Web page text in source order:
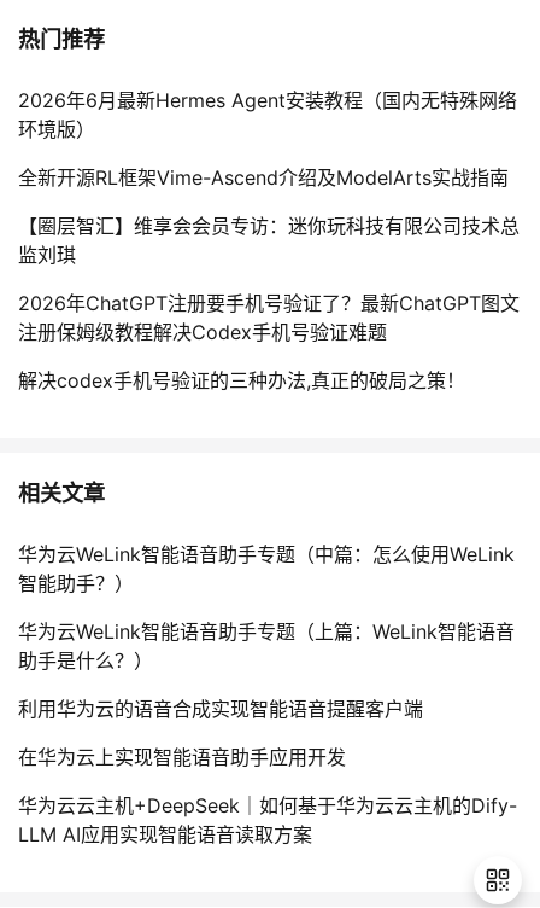
热门推荐
2026年6月最新Hermes Agent安装教程（国内无特殊网络
环境版）
全新开源RL框架Vime-Ascend介绍及ModelArts实战指南
【圈层智汇】维享会会员专访：迷你玩科技有限公司技术总
监刘琪
2026年ChatGPT注册要手机号验证了？最新ChatGPT图文
注册保姆级教程解决Codex手机号验证难题
解决codex手机号验证的三种办法,真正的破局之策！
相关文章
华为云WeLink智能语音助手专题（中篇：怎么使用WeLink
智能助手？）
华为云WeLink智能语音助手专题（上篇：WeLink智能语音
助手是什么？）
利用华为云的语音合成实现智能语音提醒客户端
在华为云上实现智能语音助手应用开发
华为云云主机+DeepSeek｜如何基于华为云云主机的Dify-
LLM AI应用实现智能语音读取方案